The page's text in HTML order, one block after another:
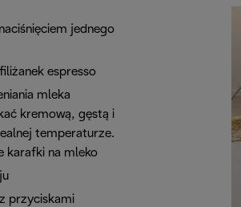
jednego
espresso
mleka
kremową, gęstą i
temperaturze.
karafki na mleko
przyciskami